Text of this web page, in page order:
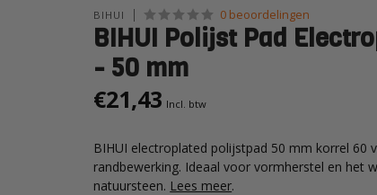
BIHUI 0 beoordelingen
BIHUI Polijst Pad
- 50 mm
€21,43 Incl. btw
BIHUI electroplated polijstpad 50 mm korrel 60
randbewerking. Ideaal voor vormherstel en het
natuursteen. Lees meer.